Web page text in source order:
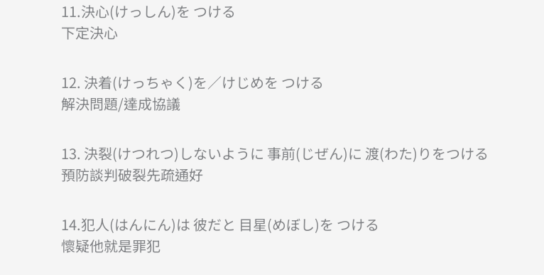
11.決心(けっしん)を つける
下定決心
12. 決着(けっちゃく)を／けじめを つける
解決問題/達成協議
13. 決裂(けつれつ)しないように 事前(じぜん)に 渡(わた)りをつける
預防談判破裂先疏通好
14.犯人(はんにん)は 彼だと 目星(めぼし)を つける
懷疑他就是罪犯